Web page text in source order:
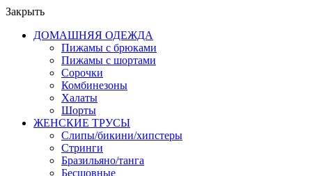
Закрыть
ДОМАШНЯЯ ОДЕЖДА
Пижамы с брюками
Пижамы с шортами
Сорочки
Комбинезоны
Халаты
Шорты
ЖЕНСКИЕ ТРУСЫ
Слипы/бикини/хипстеры
Стринги
Бразильяно/танга
Бесшовные